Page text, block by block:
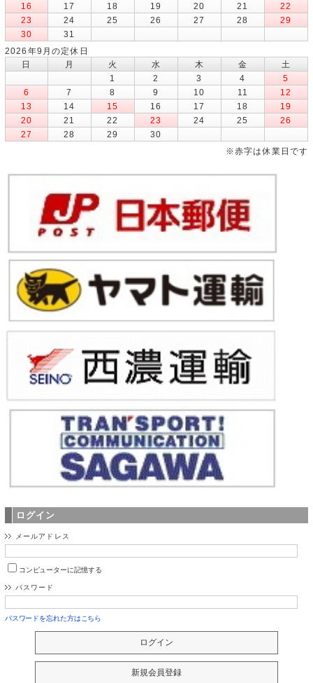
16
17 18 19 20 21
22
23
24 25 26 27 28
29
30
31
2026年9月の定休日
日
月 火 水 木 金
土
1
2 3 4
5
6
7 8 9 10 11
12
13
14 15 16 17 18
19
20
21 22 23 24 25
26
27
28 29
30
※赤字は休業日です
ログイン
メールアドレス
コンピューターに記憶する
パスワード
パスワードを忘れた方はこちら